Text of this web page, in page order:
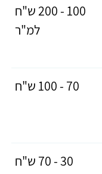
100 - 200 ש"ח
למ"ר
70 - 100 ש"ח
30 - 70 ש"ח